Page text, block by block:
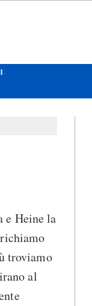
e Heine la
troviamo
al